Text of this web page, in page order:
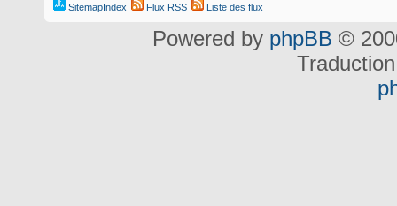
SitemapIndex Flux RSS Liste des flux
Powered by phpBB ©